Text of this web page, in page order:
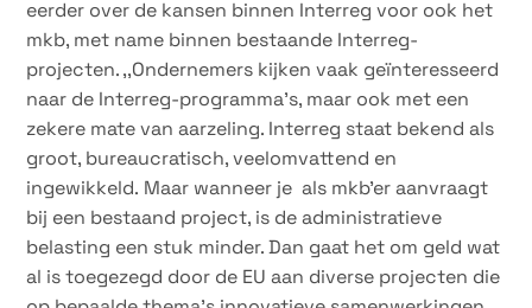
eerder over de kansen binnen Interreg voor ook het
mkb, met name binnen bestaande Interreg-
projecten. ,,Ondernemers kijken vaak geïnteresseerd
naar de Interreg-programma’s, maar ook met een
zekere mate van aarzeling. Interreg staat bekend als
groot, bureaucratisch, veelomvattend en
ingewikkeld. Maar wanneer je als mkb’er aanvraagt
bij een bestaand project, is de administratieve
belasting een stuk minder. Dan gaat het om geld wat
al is toegezegd door de EU aan diverse projecten die